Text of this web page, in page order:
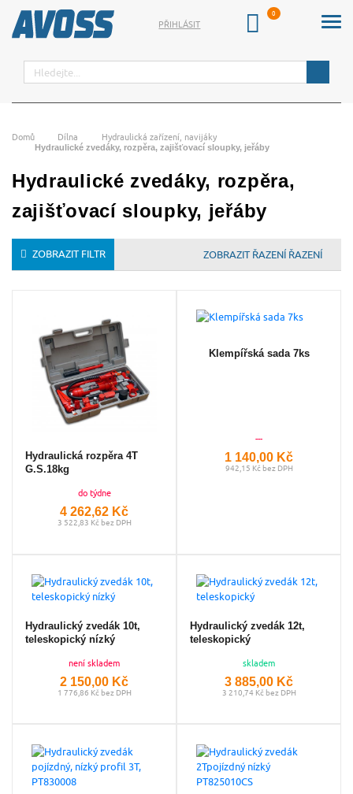
Hledat
PŘIHLÁSIT
Domů Dílna Hydraulická zařízení, navijáky
Hydraulické zvedáky, rozpěra, zajišťovací sloupky, jeřáby
Hydraulické zvedáky, rozpěra,
zajišťovací sloupky, jeřáby
ZOBRAZIT FILTR ŘAZENÍ
Hydraulická rozpěra 4T
G.S.18kg
do týdne
4 262,62 Kč
3 522,83 Kč bez DPH
Klempířská sada 7ks
---
1 140,00 Kč
942,15 Kč bez DPH
Hydraulický zvedák 10t,
teleskopický nízký
není skladem
2 150,00 Kč
1 776,86 Kč bez DPH
Hydraulický zvedák 12t,
teleskopický
skladem
3 885,00 Kč
3 210,74 Kč bez DPH